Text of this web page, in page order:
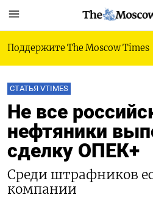
Поддержите The Moscow Times
СТАТЬЯ VTIMES
Не все
нефтяники
сделку ОПЕК+
Среди штрафников
компании